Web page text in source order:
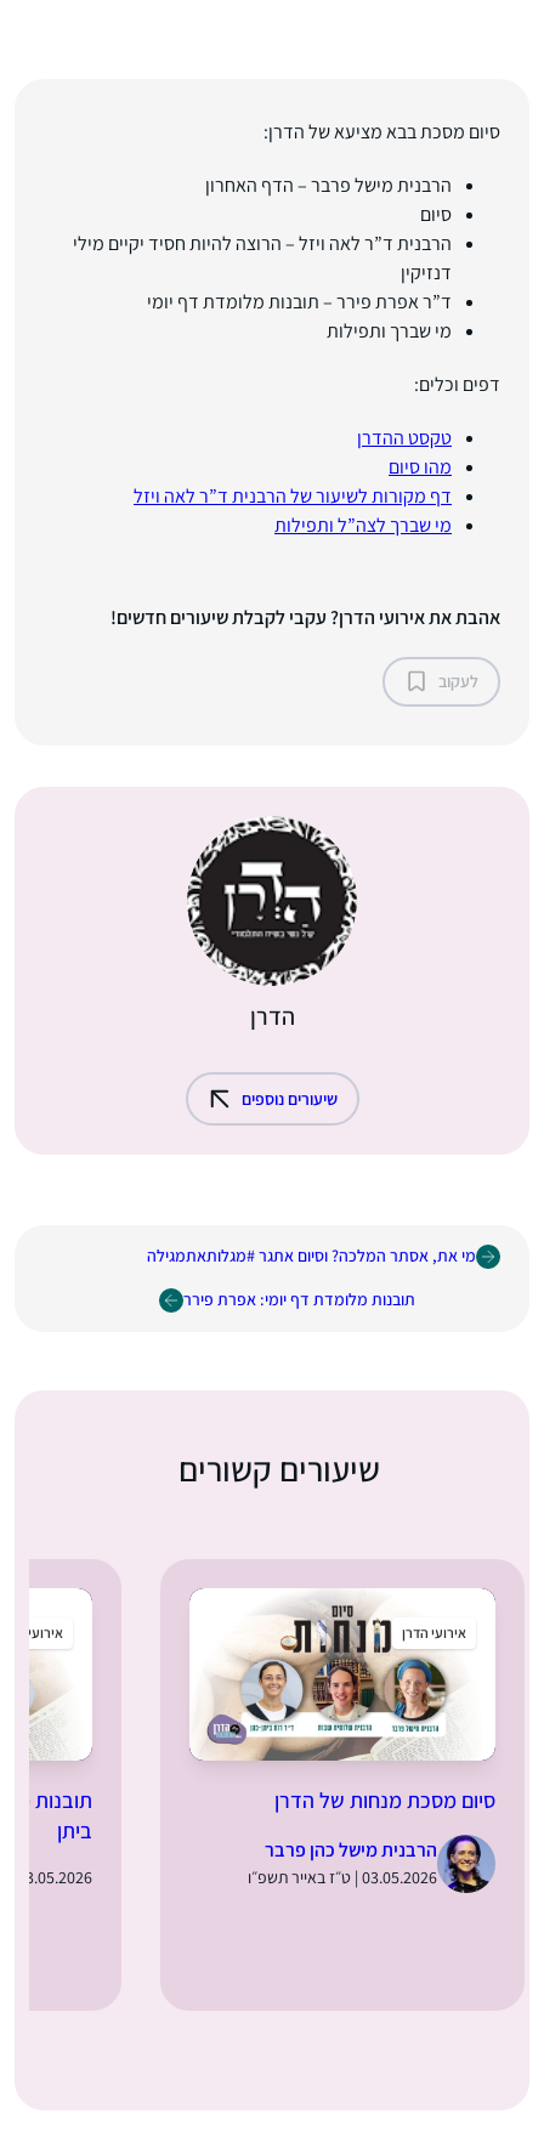
סיום מסכת בבא מציעא של הדרן:
הרבנית מישל פרבר – הדף האחרון
סיום
הרבנית ד”ר לאה ויזל – הרוצה להיות חסיד יקיים מילי
דנזיקין
ד”ר אפרת פירר – תובנות מלומדת דף יומי
מי שברך ותפילות
דפים וכלים:
טקסט ההדרן
מהו סיום
דף מקורות לשיעור של הרבנית ד”ר לאה ויזל
מי שברך לצה”ל ותפילות
אהבת את אירועי הדרן? עקבי לקבלת שיעורים חדשים!
לעקוב
הדרן
שיעורים נוספים
מי את, אסתר המלכה? וסיום אתגר #מגלותאתמגילה
תובנות מלומדת דף יומי: אפרת פירר
שיעורים קשורים
אירועי הדרן
סיום מסכת מנחות של הדרן
הרבנית מישל כהן פרבר
03.05.2026 | ט״ז באייר תשפ״ו
אירועי הדרן
תובנות
ביתן
03.05.2026 | ט״ז באייר תשפ״ו